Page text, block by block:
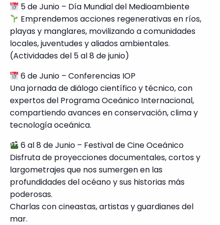
5 de Junio – Día Mundial del Medioambiente
Emprendemos acciones regenerativas en ríos,
playas y manglares, movilizando a comunidades
locales, juventudes y aliados ambientales.
(Actividades del 5 al 8 de junio)
6 de Junio – Conferencias IOP
Una jornada de diálogo científico y técnico, con
expertos del Programa Oceánico Internacional,
compartiendo avances en conservación, clima y
tecnología oceánica.
6 al 8 de Junio – Festival de Cine Oceánico
Disfruta de proyecciones documentales, cortos y
largometrajes que nos sumergen en las
profundidades del océano y sus historias más
poderosas.
Charlas con cineastas, artistas y guardianes del
mar.